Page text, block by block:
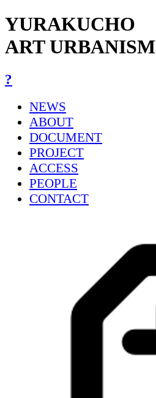
YURAKUCHO
ART URBANISM
?
NEWS
ABOUT
DOCUMENT
PROJECT
ACCESS
PEOPLE
CONTACT